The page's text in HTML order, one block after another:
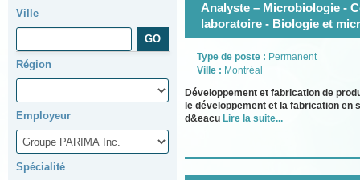
Ville
Région
Employeur
Spécialité
Analyste – Microbiologie -
laboratoire - Biologie et
Type de poste : Permanent
Ville : Montréal
Développement et fabrication de
le développement et la fabrication
d&eacu Lire la suite...